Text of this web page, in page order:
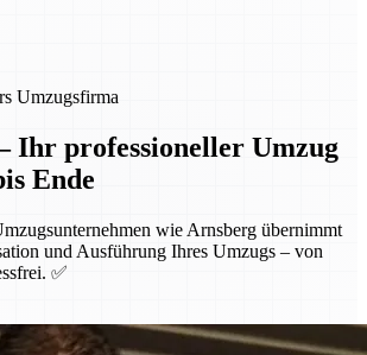
Umzugsfirma
Ihr professioneller Umzug
Ende
wie Arnsberg übernimmt
und Ausführung Ihres Umzugs – von
✅